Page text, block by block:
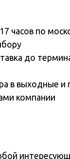
часов по
до
в выходные
компании